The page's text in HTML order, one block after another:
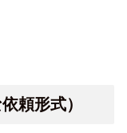
頼形式）